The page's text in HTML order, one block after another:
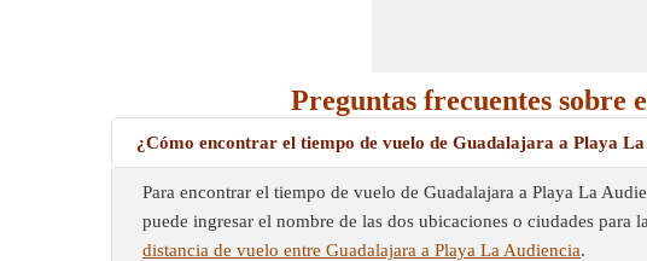
Preguntas frecuentes sobre
¿Cómo encontrar el tiempo de vuelo de Guadalajara a Playa La
Para encontrar el tiempo de vuelo de Guadalajara a Playa La
puede ingresar el nombre de las dos ubicaciones o ciudades
distancia de vuelo entre Guadalajara a Playa La Audiencia.